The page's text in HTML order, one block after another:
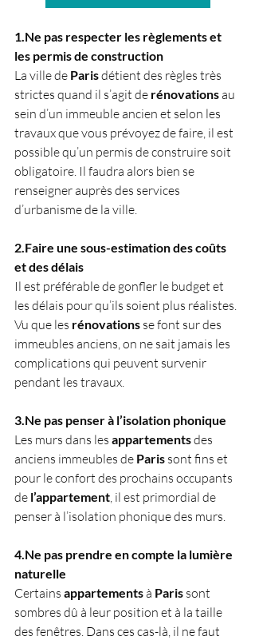
1.Ne pas respecter les règlements et
les permis de construction
La ville de Paris détient des règles très
strictes quand il s’agit de rénovations au
sein d’un immeuble ancien et selon les
travaux que vous prévoyez de faire, il est
possible qu’un permis de construire soit
obligatoire. Il faudra alors bien se
renseigner auprès des services
d’urbanisme de la ville.
2.Faire une sous-estimation des coûts
et des délais
Il est préférable de gonfler le budget et
les délais pour qu’ils soient plus réalistes.
Vu que les rénovations se font sur des
immeubles anciens, on ne sait jamais les
complications qui peuvent survenir
pendant les travaux.
3.Ne pas penser à l’isolation phonique
Les murs dans les appartements des
anciens immeubles de Paris sont fins et
pour le confort des prochains occupants
de l’appartement , il est primordial de
penser à l’isolation phonique des murs.
4.Ne pas prendre en compte la lumière
naturelle
Certains appartements à Paris sont
sombres dû à leur position et à la taille
des fenêtres. Dans ces cas-là, il ne faut